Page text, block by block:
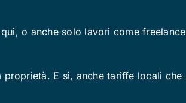
o anche solo lavori come
E sì, anche tariffe locali